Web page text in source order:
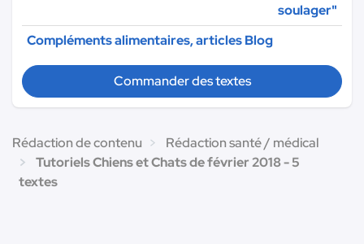
soulager"
Compléments alimentaires, articles Blog
Commander des textes
Rédaction de contenu
Rédaction santé / médical
Tutoriels Chiens et Chats de février 2018 - 5
textes